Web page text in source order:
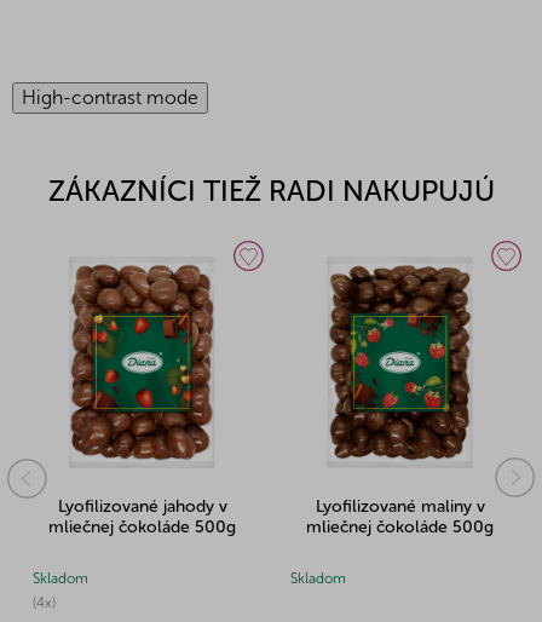
High-contrast mode
ZÁKAZNÍCI TIEŽ RADI NAKUPUJÚ
Lyofilizované jahody v
mliečnej čokoláde 500g
(4x)
Skladom
Lyofilizované maliny v
mliečnej čokoláde 500g
Skladom